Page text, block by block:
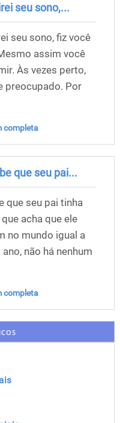
seu sono,...
seu sono, fiz você
assim você
Às vezes perto,
preocupado. Por
completa
que seu pai...
que seu pai tinha
acha que ele
no mundo igual a
não há nenhum
completa